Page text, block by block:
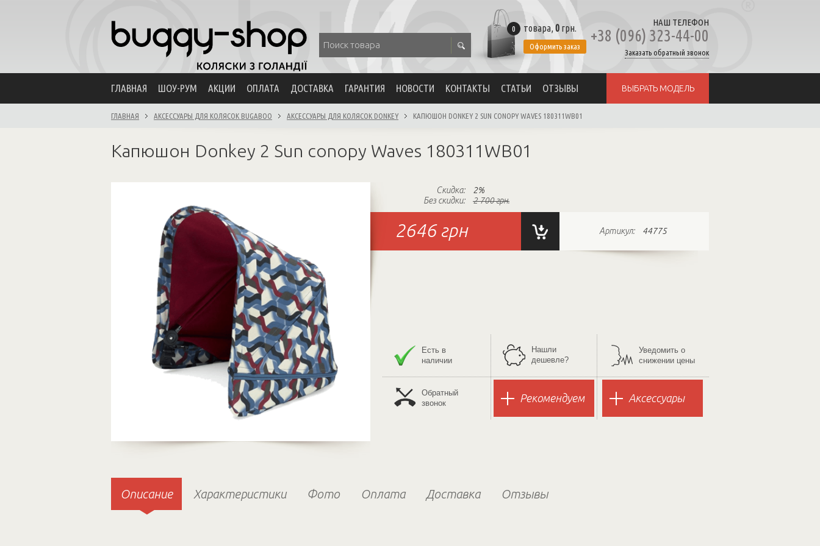
0 товара, 0 грн.
Оформить заказ
НАШ ТЕЛЕФОН
+38 (096) 323-44-00
Заказать обратный звонок
ГЛАВНАЯ ШОУ-РУМ АКЦИИ ОПЛАТА ДОСТАВКА ГАРАНТИЯ НОВОСТИ КОНТАКТЫ СТАТЬИ ОТЗЫВЫ ВЫБРАТЬ МОДЕЛЬ
ГЛАВНАЯ АКСЕССУАРЫ ДЛЯ КОЛЯСОК BUGABOO АКСЕССУАРЫ ДЛЯ КОЛЯСОК DONKEY КАПЮШОН DONKEY 2 SUN CONOPY WAVES 180311WB01
Капюшон Donkey 2 Sun conopy Waves 180311WB01
Скидка:
2%
Без скидки:
2 700 грн.
2646 грн Артикул: 44775
Есть в
наличии
Нашли
дешевле?
Уведомить о
снижении цены
Обратный
звонок
Рекомендуем Аксессуары
Описание Характеристики Фото Оплата Доставка Отзывы